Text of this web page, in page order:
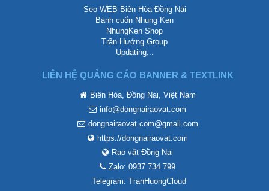
Seo WEB Biên Hòa Đồng Nai
Bánh cuốn Nhung Ken
NhungKen Shop
Trần Hướng Group
Updating...
LIÊN HỆ QUẢNG CÁO BANNER & TEXTLINK
Biên Hòa, Đồng Nai, Việt Nam
info@dongnairaovat.com
dongnairaovat.com@gmail.com
https://dongnairaovat.com
Rao vặt Đồng Nai
Zalo: 0937 734 799
Telegram: TranHuongCloud